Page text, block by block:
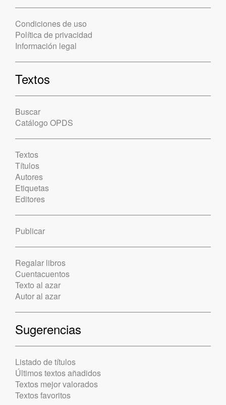
Condiciones de uso
Política de privacidad
Información legal
Textos
Buscar
Catálogo OPDS
Textos
Títulos
Autores
Etiquetas
Editores
Publicar
Regalar libros
Cuentacuentos
Texto al azar
Autor al azar
Sugerencias
Listado de títulos
Últimos textos añadidos
Textos mejor valorados
Textos favoritos